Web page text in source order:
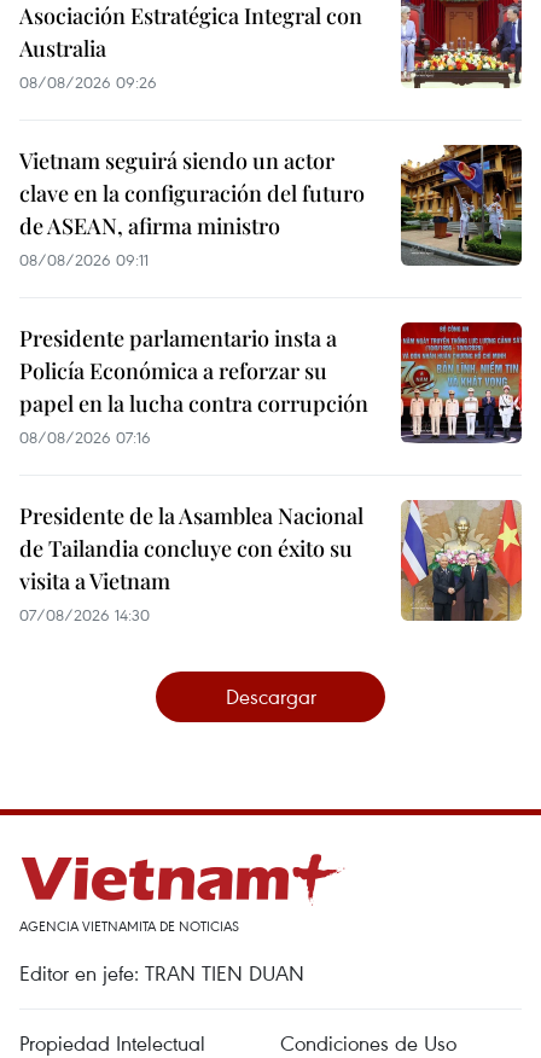
Asociación Estratégica Integral con
Australia
08/08/2026 09:26
Vietnam seguirá siendo un actor
clave en la configuración del futuro
de ASEAN, afirma ministro
08/08/2026 09:11
Presidente parlamentario insta a
Policía Económica a reforzar su
papel en la lucha contra corrupción
08/08/2026 07:16
Presidente de la Asamblea Nacional
de Tailandia concluye con éxito su
visita a Vietnam
07/08/2026 14:30
Descargar
AGENCIA VIETNAMITA DE NOTICIAS
Editor en jefe: TRAN TIEN DUAN
Propiedad Intelectual Condiciones de Uso